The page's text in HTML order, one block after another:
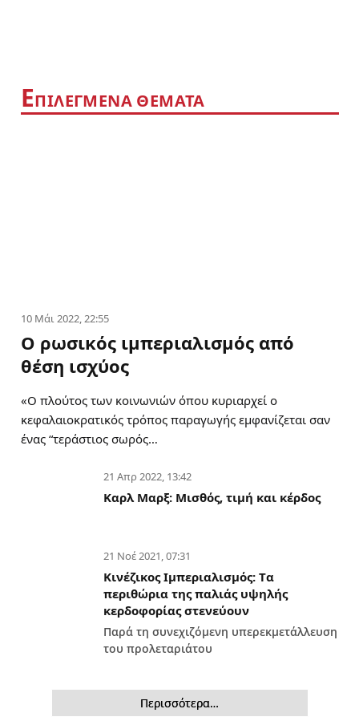
ΕΠΙΛΕΓΜΕΝΑ ΘΕΜΑΤΑ
10 Μάι 2022, 22:55
Ο ρωσικός ιμπεριαλισμός από
θέση ισχύος
«Ο πλούτος των κοινωνιών όπου κυριαρχεί ο
κεφαλαιοκρατικός τρόπος παραγωγής εμφανίζεται σαν
ένας “τεράστιος σωρός…
21 Απρ 2022, 13:42
Καρλ Μαρξ: Μισθός, τιμή και κέρδος
21 Νοέ 2021, 07:31
Κινέζικος Ιμπεριαλισμός: Tα
περιθώρια της παλιάς υψηλής
κερδοφορίας στενεύουν
Παρά τη συνεχιζόμενη υπερεκμετάλλευση
του προλεταριάτου
Περισσότερα…